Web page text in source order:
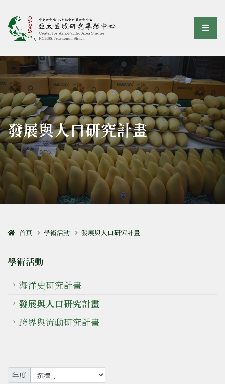
亞太區域研究專題中心選
:::
發展與人口研究計畫
首頁 學術活動 發展與人口研究計畫
學術活動
海洋史研究計畫
發展與人口研究計畫
跨界與流動研究計畫
年度